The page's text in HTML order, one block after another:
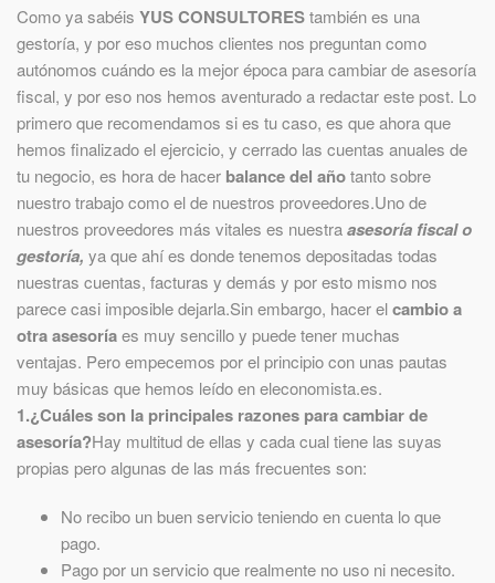
Como ya sabéis YUS CONSULTOREStambién es una
gestoría, y por eso muchos clientes nos preguntan como
autónomos cuándo es la mejor época para cambiar de asesoría
fiscal, y por eso nos hemos aventurado a redactar este post. Lo
primero que recomendamos si es tu caso, es que ahora que
hemos finalizado el ejercicio, y cerrado las cuentas anuales de
tu negocio, es hora de hacer balance del añotanto sobre
nuestro trabajo como el de nuestros proveedores.Uno de
nuestros proveedores más vitales es nuestraasesoría fiscal o
gestoría, ya que ahí es donde tenemos depositadas todas
nuestras cuentas, facturas y demás y por esto mismo nos
parece casi imposible dejarla.Sin embargo, hacer elcambio a
otra asesoríaes muy sencillo y puede tener muchas
ventajas. Pero empecemos por el principio con unas pautas
muy básicas que hemos leído en eleconomista.es.
1.¿Cuáles son la principales razones para cambiar de
asesoría?Hay multitud de ellas y cada cual tiene las suyas
propias pero algunas de las más frecuentes son:
No recibo un buen servicio teniendo en cuenta lo que
pago.
Pago por un servicio que realmente no uso ni necesito.